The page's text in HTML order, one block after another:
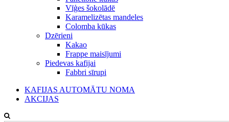
Vīģes šokolādē
Karamelizētas mandeles
Colomba kūkas
Dzērieni
Kakao
Frappe maisījumi
Piedevas kafijai
Fabbri sīrupi
KAFIJAS AUTOMĀTU NOMA
AKCIJAS